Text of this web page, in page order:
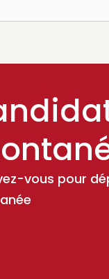
vous pour